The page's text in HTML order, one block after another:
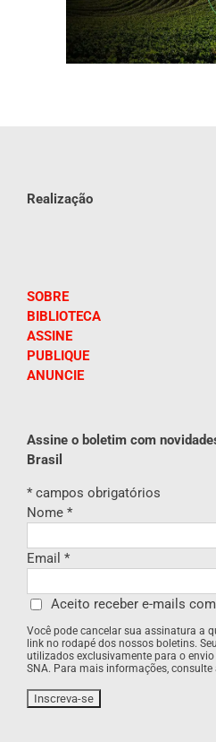
Realização
SOBRE
BIBLIOTECA
ASSINE
PUBLIQUE
ANUNCIE
Assine o boletim com
Brasil
* campos obrigatórios
Nome *
Email *
Aceito receber e-mails
Você pode cancelar sua assinatura a
link no rodapé dos nossos boletins.
utilizados exclusivamente para o
SNA. Para mais informações, consulte